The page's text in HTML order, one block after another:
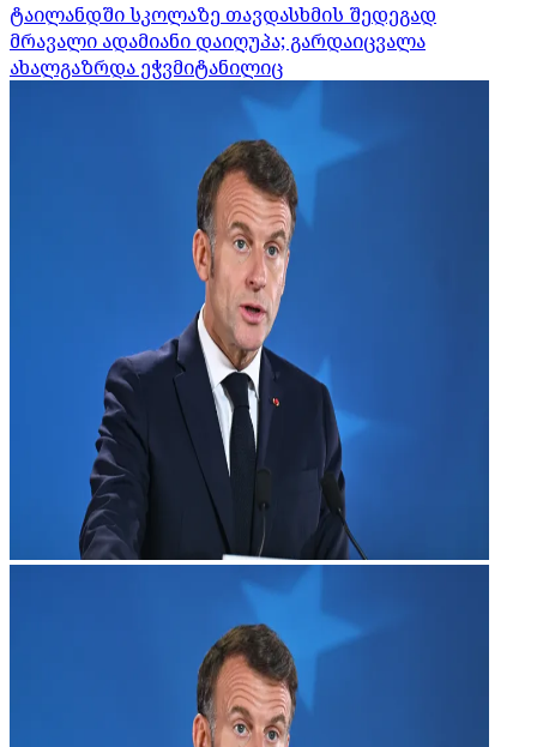
ტაილანდში სკოლაზე თავდასხმის შედეგად
მრავალი ადამიანი დაიღუპა; გარდაიცვალა
ახალგაზრდა ეჭვმიტანილიც